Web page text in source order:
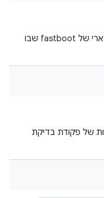
הפונקציה מחזירה את הנתיב לקובץ הבינארי של fastboot שבו
של פקודת בדיקת